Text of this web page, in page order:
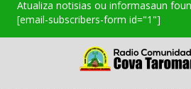
Atualiza notisias ou informasaun
[email-subscribers-form id="1"]